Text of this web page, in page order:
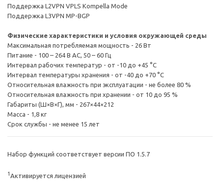
Поддержка L2VPN VPLS Kompella Mode
Поддержка L3VPN MP-BGP
Физические характеристики и условия окружающей среды
Максимальная потребляемая мощность - 26 Вт
Питание - 100 – 264 В AC, 50 – 60 Гц
Интервал рабочих температур - от -10 до +45 °С
Интервал температуры хранения - от -40 до +70 °С
Относительная влажность при эксплуатации - не более 80 %
Относительная влажность при хранении - от 10 до 95 %
Габариты (Ш×В×Г), мм - 267×44×212
Масса - 1,8 кг
Cрок службы - не менее 15 лет
Набор функций соответствует версии ПО 1.5.7
1Активируется лицензией